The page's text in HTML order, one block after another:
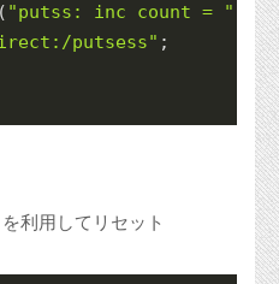
( "putss: inc count = "
+
putsess" ;
を利用してリセット